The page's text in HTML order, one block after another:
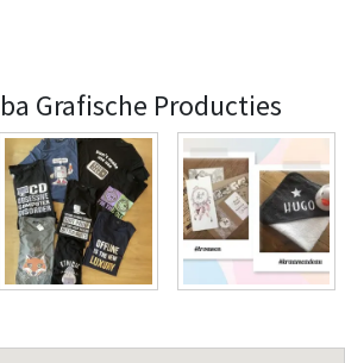
Grafische Producties